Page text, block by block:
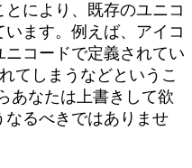
により、既存のユニコ
ます。例えば、アイコ
コードで定義されてい
てしまうなどというこ
あなたは上書きして欲
なるべきではありませ